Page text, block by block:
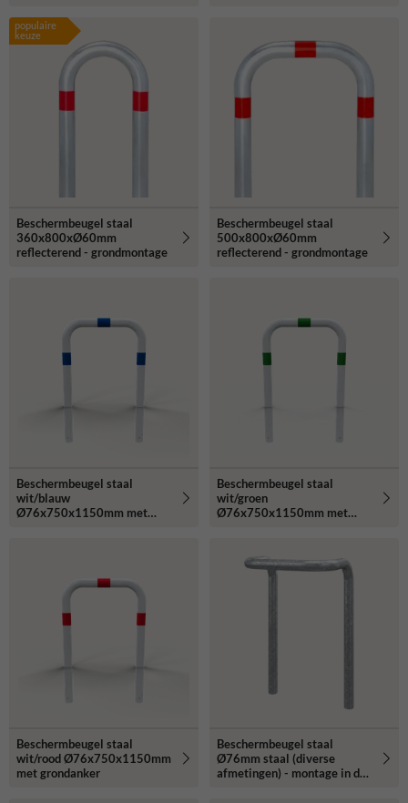
populaire
keuze
Beschermbeugel staal
360x800xØ60mm
reflecterend - grondmontage
Beschermbeugel staal
500x800xØ60mm
reflecterend - grondmontage
Beschermbeugel staal
wit/blauw
Ø76x750x1150mm met
Beschermbeugel staal
wit/groen
Ø76x750x1150mm met
Beschermbeugel staal
wit/rood Ø76x750x1150mm
met grondanker
Beschermbeugel staal
Ø76mm staal (diverse
afmetingen) - montage in de